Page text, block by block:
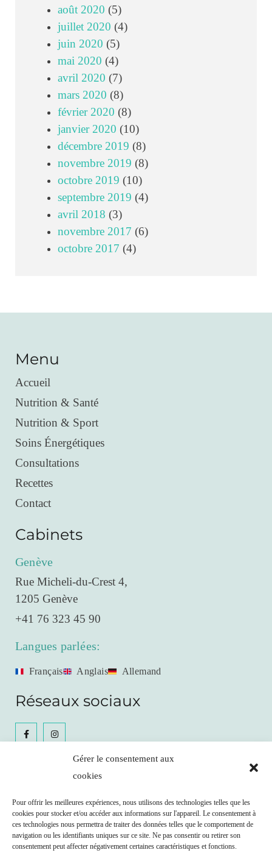
Gérer le consentement aux
cookies
Pour offrir les meilleures expériences, nous utilisons des technologies telles que les
cookies pour stocker et/ou accéder aux informations sur l'appareil. Le consentement à
ces technologies nous permettra de traiter des données telles que le comportement de
navigation ou les identifiants uniques sur ce site. Ne pas consentir ou retirer son
consentement peut affecter négativement certaines caractéristiques et fonctions.
août 2020 (5)
juillet 2020 (4)
juin 2020 (5)
mai 2020 (4)
avril 2020 (7)
mars 2020 (8)
février 2020 (8)
janvier 2020 (10)
décembre 2019 (8)
novembre 2019 (8)
octobre 2019 (10)
septembre 2019 (4)
avril 2018 (3)
novembre 2017 (6)
octobre 2017 (4)
Menu
Accueil
Nutrition & Santé
Nutrition & Sport
Soins Énergétiques
Consultations
Recettes
Contact
Cabinets
Genève
Rue Micheli-du-Crest 4,
1205 Genève
+41 76 323 45 90
Langues parlées:
Français Anglais Allemand
Réseaux sociaux
Prendre RDV
Remboursement possible par votre caisse maladie